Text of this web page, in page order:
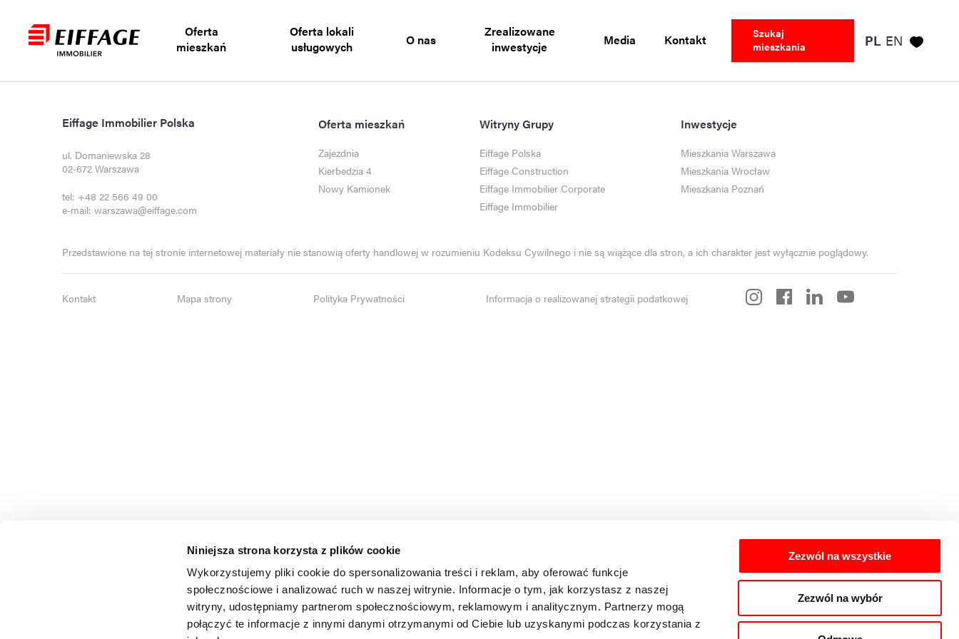
Niniejsza strona korzysta z plików cookie
Wykorzystujemy pliki cookie do spersonalizowania treści i reklam, aby oferować funkcje
społecznościowe i analizować ruch w naszej witrynie. Informacje o tym, jak korzystasz z naszej
witryny, udostępniamy partnerom społecznościowym, reklamowym i analitycznym. Partnerzy mogą
połączyć te informacje z innymi danymi otrzymanymi od Ciebie lub uzyskanymi podczas korzystania z
Zezwól na wszystkie
Zezwól na wybór
Oferta
mieszkań
Oferta lokali
usługowych
O nas
Zrealizowane
inwestycje
Media Kontakt
Szukaj
mieszkania
PL EN
Eiffage Immobilier Polska
ul. Domaniewska 28
02-672 Warszawa
tel: +48 22 566 49 00
e-mail: warszawa@eiffage.com
Oferta mieszkań
Zajezdnia
Kierbedzia 4
Nowy Kamionek
Witryny Grupy
Eiffage Polska
Eiffage Construction
Eiffage Immobilier Corporate
Eiffage Immobilier
Inwestycje
Mieszkania Warszawa
Mieszkania Wrocław
Mieszkania Poznań
Przedstawione na tej stronie internetowej materiały nie stanowią oferty handlowej w rozumieniu Kodeksu Cywilnego i nie są wiążące dla stron, a ich charakter jest wyłącznie poglądowy.
Kontakt Mapa strony Polityka Prywatności Informacja o realizowanej strategii podatkowej